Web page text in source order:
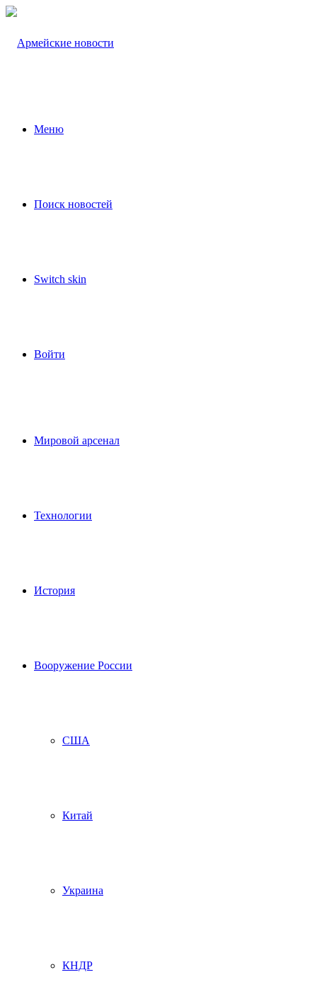
Меню
Поиск новостей
Switch skin
Войти
Мировой арсенал
Технологии
История
Вооружение России
США
Китай
Украина
КНДР